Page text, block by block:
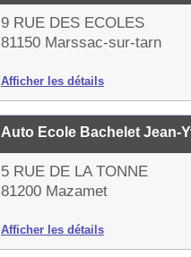
9 RUE DES ECOLES
81150 Marssac-sur-tarn
Afficher les détails
Auto Ecole Bachelet Jean-
5 RUE DE LA TONNE
81200 Mazamet
Afficher les détails